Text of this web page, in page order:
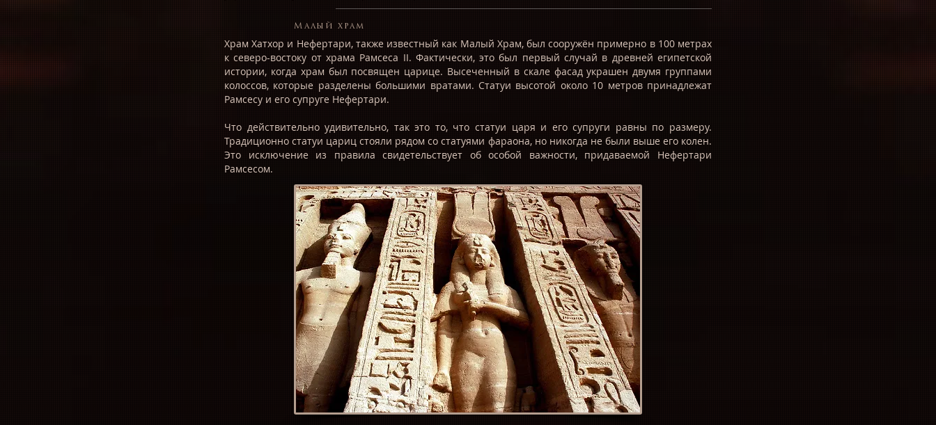
Малый храм
Храм Хатхор и Нефертари, также известный как Малый Храм, был сооружён примерно в 100 метрах
к северо-востоку от храма Рамсеса II. Фактически, это был первый случай в древней египетской
истории, когда храм был посвящен царице. Высеченный в скале фасад украшен двумя группами
колоссов, которые разделены большими вратами. Статуи высотой около 10 метров принадлежат
Рамсесу и его супруге Нефертари.
Что действительно удивительно, так это то, что статуи царя и его супруги равны по размеру.
Традиционно статуи цариц стояли рядом со статуями фараона, но никогда не были выше его колен.
Это исключение из правила свидетельствует об особой важности, придаваемой Нефертари
Рамсесом.